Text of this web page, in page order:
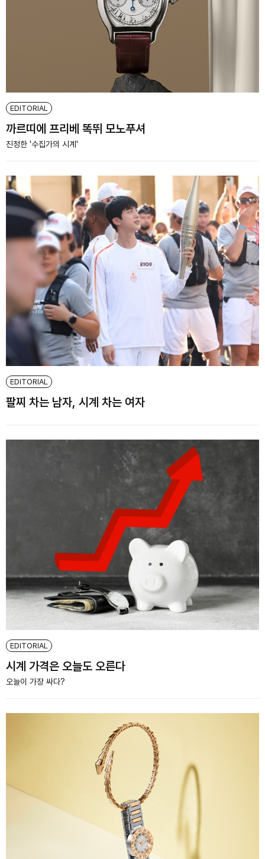
EDITORIAL
까르띠에 프리베 똑뛰 모노푸셔
진정한 '수집가의 시계'
EDITORIAL
팔찌 차는 남자, 시계 차는 여자
EDITORIAL
시계 가격은 오늘도 오른다
오늘이 가장 싸다?